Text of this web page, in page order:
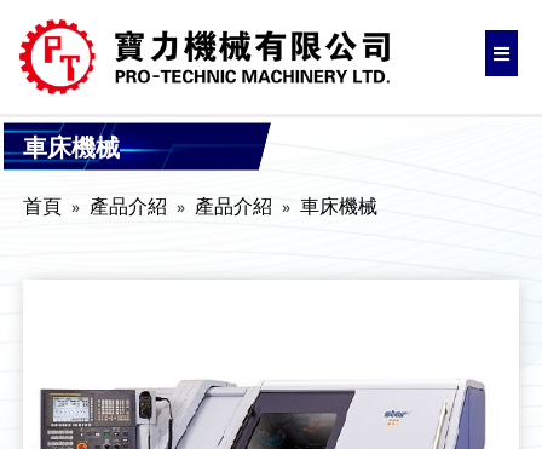
車床機械
首頁 產品介紹 產品介紹 車床機械